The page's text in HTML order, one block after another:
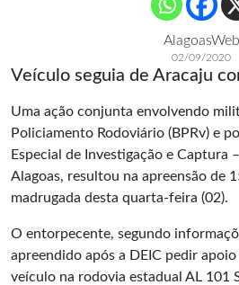
AlagoasWeb
02/09/2020
Veículo seguia de Aracaju
Uma ação conjunta envolvendo
Policiamento Rodoviário (BPRv) e
Especial de Investigação e Captura
Alagoas, resultou na apreensão de
madrugada desta quarta-feira (02).
O entorpecente, segundo
apreendido após a DEIC pedir
veículo na rodovia estadual AL 101